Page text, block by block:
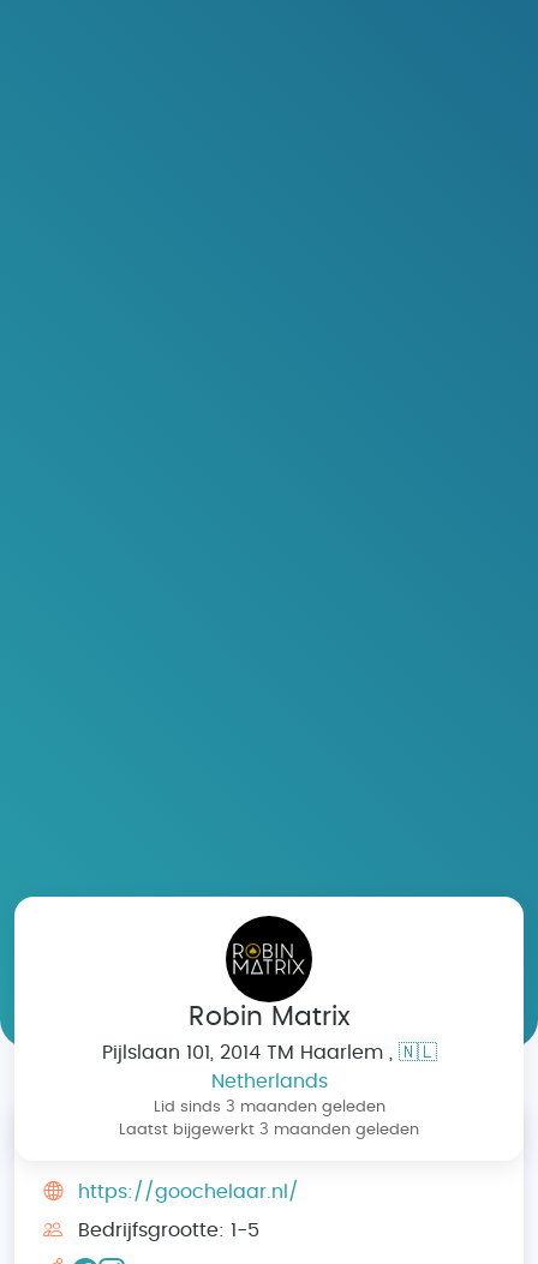
/ Robin Matrix
Robin Matrix
Pijlslaan 101, 2014 TM Haarlem , 🇳🇱
Netherlands
Lid sinds 3 maanden geleden
Laatst bijgewerkt 3 maanden geleden
Overzicht
https://goochelaar.nl/
Bedrijfsgrootte: 1-5